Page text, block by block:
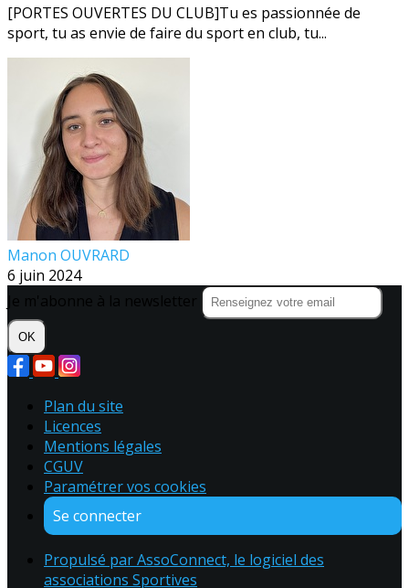
[PORTES OUVERTES DU CLUB]Tu es passionnée de
sport, tu as envie de faire du sport en club, tu...
Manon OUVRARD
6 juin 2024
OK
Plan du site
Licences
Mentions légales
CGUV
Paramétrer vos cookies
Se connecter
Propulsé par AssoConnect, le logiciel des
associations Sportives